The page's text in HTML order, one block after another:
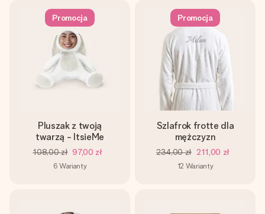
Promocja
Pluszak z twoją
twarzą - ItsieMe
108,00 zł 97,00 zł
6 Warianty
Promocja
Szlafrok frotte dla
mężczyzn
234,00 zł 211,00 zł
12 Warianty